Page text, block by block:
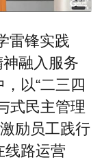
雷锋实践
融入服务
以“二三四
式民主管理
励员工践行
线路运营